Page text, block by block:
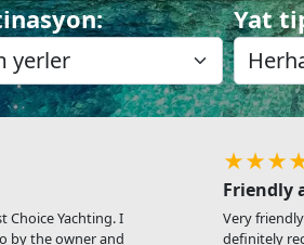
Yat
Choice Yachting. I
by the owner and
Friendly
Very
definitely